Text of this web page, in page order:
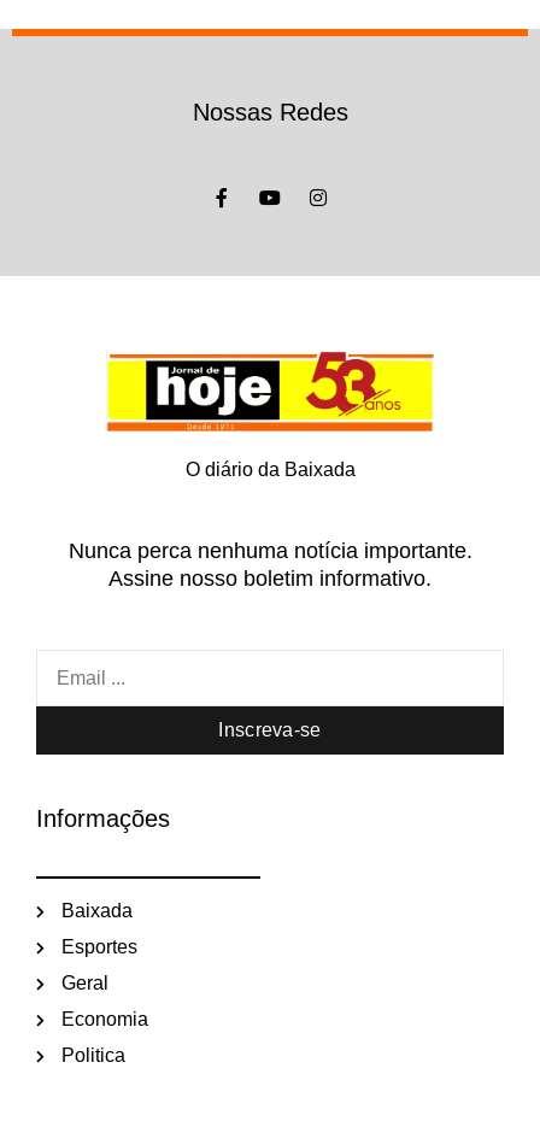
Nossas Redes
O diário da Baixada
Nunca perca nenhuma notícia importante.
Assine nosso boletim informativo.
Inscreva-se
Informações
Baixada
Esportes
Geral
Economia
Politica